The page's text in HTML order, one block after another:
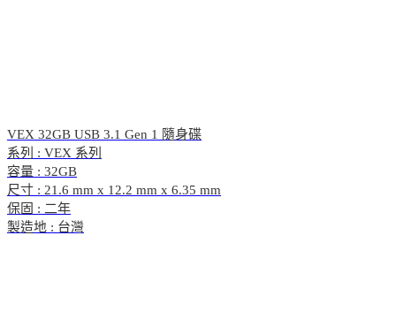
VEX 32GB USB 3.1 Gen 1 隨身碟
系列 : VEX 系列
容量 : 32GB
尺寸 : 21.6 mm x 12.2 mm x 6.35 mm
保固 : 二年
製造地 : 台灣